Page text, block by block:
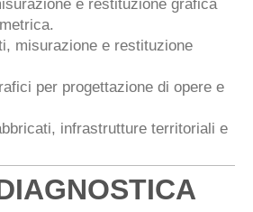
e restituzione grafica
misurazione e restituzione
per progettazione di opere e
infrastrutture territoriali e